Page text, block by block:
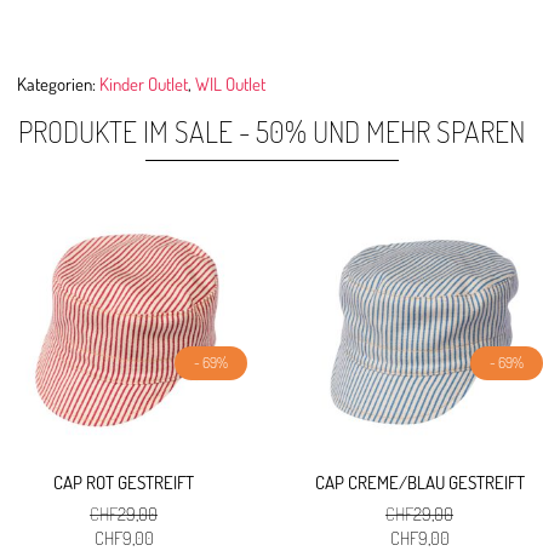
Kategorien: Kinder Outlet,WIL Outlet
PRODUKTE IM SALE - 50% UND MEHR SPAREN
- 69%
CAP ROT GESTREIFT
CHF29,00
Ursprünglicher
CHF9,00Aktueller
- 69%
CAP CREME/BLAU GESTREIFT
CHF29,00
Ursprünglicher
CHF9,00Aktueller